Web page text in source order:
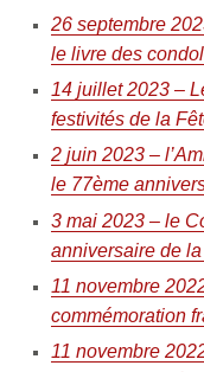
26 septembre
le livre des
14 juillet 2023 –
festivités de la
2 juin 2023 –
le 77ème
3 mai 2023 – le
anniversaire de la
11 novembre
commémoration
11 novembre